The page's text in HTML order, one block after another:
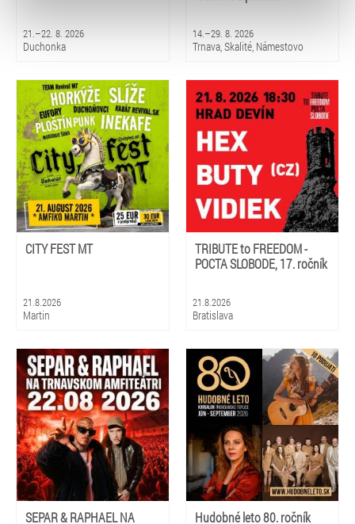
volbu můžete kdykoliv změnit v zápatí stránky v záložce
21.–22. 8. 2026
Duchonka
14.–29. 8. 2026
Trnava, Skalité, Námestovo
CITY FEST MT
21.8.2026
Martin
TRIBUTE to FREEDOM -
POCTA SLOBODE, 17. ročník
21.8.2026
Bratislava
SEPAR & RAPHAEL NA
Hudobné leto 80. ročník